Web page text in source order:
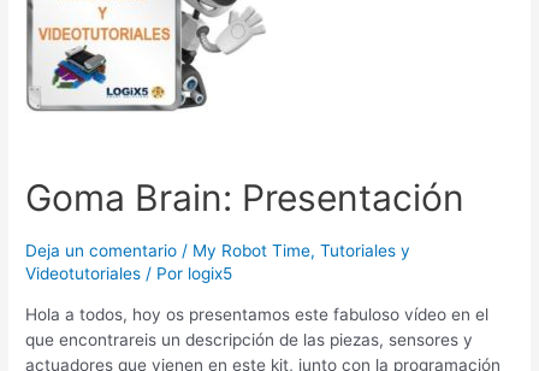
Goma Brain: Presentación
Deja un comentario / My Robot Time,Tutoriales y
Videotutoriales / Por logix5
Hola a todos, hoy os presentamos este fabuloso vídeo en el
que encontrareis un descripción de las piezas, sensores y
actuadores que vienen en este kit, junto con la programación